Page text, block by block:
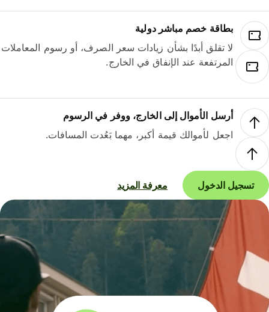
بطاقة خصم مباشر دولية
لا تقلق أبدًا بشأن زيادات سعر الصرف، أو رسوم المعاملات
المرتفعة عند الإنفاق في الخارج.
أرسل الأموال إلى الخارج، ووفر في الرسوم
اجعل لأموالك قيمة أكبر، مهما بَعُدت المسافات.
تسجيل الدخول معرفة المزيد